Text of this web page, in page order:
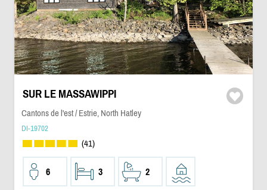
SUR LE MASSAWIPPI
Cantons de l'est / Estrie, North Hatley
DI-19702
(41)
6 3 2